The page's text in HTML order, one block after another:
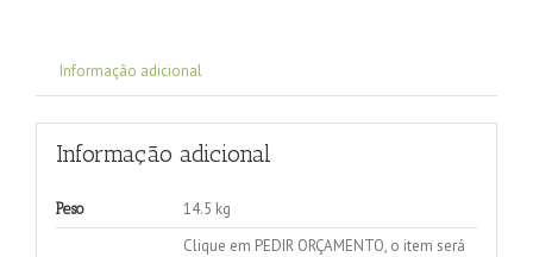
Informação adicional
Informação adicional
Peso 14.5 kg
Clique em PEDIR ORÇAMENTO, o item será